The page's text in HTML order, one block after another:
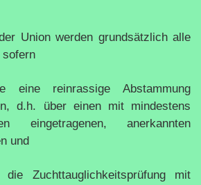
Union werden grundsätzlich alle
sofern
eine reinrassige Abstammung
d.h. über einen mit mindestens
eingetragenen, anerkannten
und
Zuchttauglichkeitsprüfung mit